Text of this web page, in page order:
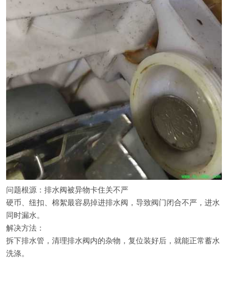
问题根源：排水阀被异物卡住关不严
硬币、纽扣、棉絮最容易掉进排水阀，导致阀门闭合不严，进水
同时漏水。
解决方法：
拆下排水管，清理排水阀内的杂物，复位装好后，就能正常蓄水
洗涤。